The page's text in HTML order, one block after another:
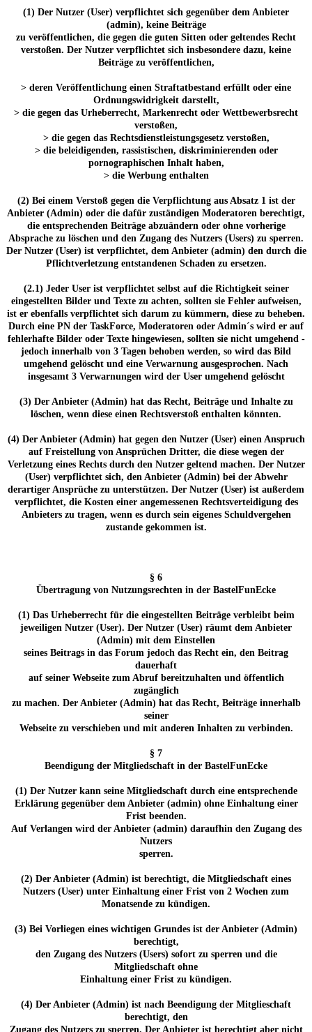
(1) Der Nutzer (User) verpflichtet sich gegenüber dem Anbieter
(admin), keine Beiträge
zu veröffentlichen, die gegen die guten Sitten oder geltendes Recht
verstoßen. Der Nutzer verpflichtet sich insbesondere dazu, keine
Beiträge zu veröffentlichen,
> deren Veröffentlichung einen Straftatbestand erfüllt oder eine
Ordnungswidrigkeit darstellt,
> die gegen das Urheberrecht, Markenrecht oder Wettbewerbsrecht
verstoßen,
> die gegen das Rechtsdienstleistungsgesetz verstoßen,
> die beleidigenden, rassistischen, diskriminierenden oder
pornographischen Inhalt haben,
> die Werbung enthalten
(2) Bei einem Verstoß gegen die Verpflichtung aus Absatz 1 ist der
Anbieter (Admin) oder die dafür zuständigen Moderatoren berechtigt,
die entsprechenden Beiträge abzuändern oder ohne vorherige
Absprache zu löschen und den Zugang des Nutzers (Users) zu sperren.
Der Nutzer (User) ist verpflichtet, dem Anbieter (admin) den durch die
Pflichtverletzung entstandenen Schaden zu ersetzen.
(2.1) Jeder User ist verpflichtet selbst auf die Richtigkeit seiner
eingestellten Bilder und Texte zu achten, sollten sie Fehler aufweisen,
ist er ebenfalls verpflichtet sich darum zu kümmern, diese zu beheben.
Durch eine PN der TaskForce, Moderatoren oder Admin´s wird er auf
fehlerhafte Bilder oder Texte hingewiesen, sollten sie nicht umgehend -
jedoch innerhalb von 3 Tagen behoben werden, so wird das Bild
umgehend gelöscht und eine Verwarnung ausgesprochen. Nach
insgesamt 3 Verwarnungen wird der User umgehend gelöscht
(3) Der Anbieter (Admin) hat das Recht, Beiträge und Inhalte zu
löschen, wenn diese einen Rechtsverstoß enthalten könnten.
(4) Der Anbieter (Admin) hat gegen den Nutzer (User) einen Anspruch
auf Freistellung von Ansprüchen Dritter, die diese wegen der
Verletzung eines Rechts durch den Nutzer geltend machen. Der Nutzer
(User) verpflichtet sich, den Anbieter (Admin) bei der Abwehr
derartiger Ansprüche zu unterstützen. Der Nutzer (User) ist außerdem
verpflichtet, die Kosten einer angemessenen Rechtsverteidigung des
Anbieters zu tragen, wenn es durch sein eigenes Schuldvergehen
zustande gekommen ist.
§ 6
Übertragung von Nutzungsrechten in der BastelFunEcke
(1) Das Urheberrecht für die eingestellten Beiträge verbleibt beim
jeweiligen Nutzer (User). Der Nutzer (User) räumt dem Anbieter
(Admin) mit dem Einstellen
seines Beitrags in das Forum jedoch das Recht ein, den Beitrag
dauerhaft
auf seiner Webseite zum Abruf bereitzuhalten und öffentlich
zugänglich
zu machen. Der Anbieter (Admin) hat das Recht, Beiträge innerhalb
seiner
Webseite zu verschieben und mit anderen Inhalten zu verbinden.
§ 7
Beendigung der Mitgliedschaft in der BastelFunEcke
(1) Der Nutzer kann seine Mitgliedschaft durch eine entsprechende
Erklärung gegenüber dem Anbieter (admin) ohne Einhaltung einer
Frist beenden.
Auf Verlangen wird der Anbieter (admin) daraufhin den Zugang des
Nutzers
sperren.
(2) Der Anbieter (Admin) ist berechtigt, die Mitgliedschaft eines
Nutzers (User) unter Einhaltung einer Frist von 2 Wochen zum
Monatsende zu kündigen.
(3) Bei Vorliegen eines wichtigen Grundes ist der Anbieter (Admin)
berechtigt,
den Zugang des Nutzers (Users) sofort zu sperren und die
Mitgliedschaft ohne
Einhaltung einer Frist zu kündigen.
(4) Der Anbieter (Admin) ist nach Beendigung der Mitglieschaft
berechtigt, den
Zugang des Nutzers zu sperren. Der Anbieter ist berechtigt aber nicht